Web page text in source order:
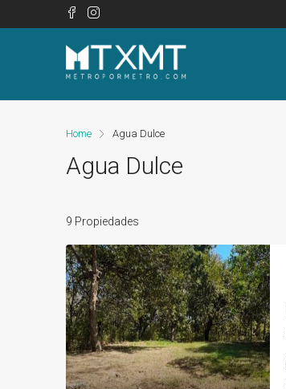
Home Agua Dulce
Agua Dulce
9 Propiedades